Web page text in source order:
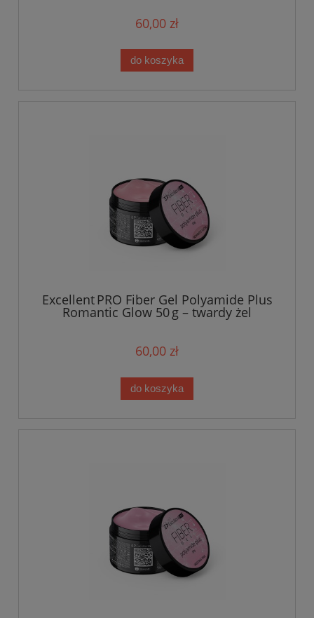
60,00 zł
do koszyka
Excellent PRO Fiber Gel Polyamide Plus
Romantic Glow 50 g – twardy żel
budujący z włóknami polyamidowymi
60,00 zł
do koszyka